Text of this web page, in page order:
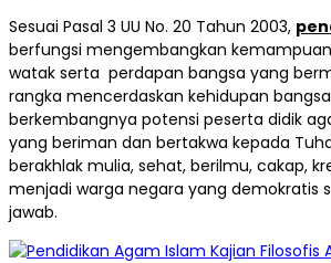
Sesuai Pasal 3 UU No. 20 Tahun 2003,
berfungsi mengembangkan
watak serta perdapan bangsa yang
rangka mencerdaskan kehidupan
berkembangnya potensi peserta didik
yang beriman dan bertakwa kepada
berakhlak mulia, sehat, berilmu, cakap,
menjadi warga negara yang demokratis
jawab.